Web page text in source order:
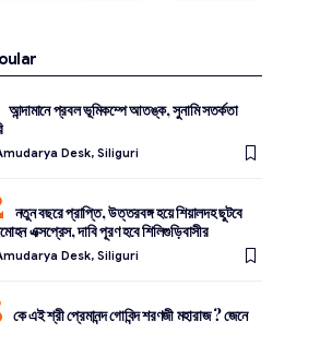
আন্দামানে প্রবল ভূমিকম্পে আতঙ্ক, সুনামি সতর্কতা
Desk, Siliguri
নতুন বছরে প্রাপ্তি, উত্তরবঙ্গ হয়ে শিয়ালদহ ছুটবে
এক্সপ্রেস, দাবি পূরণ হবে শিলিগুড়িবাসীর
Desk, Siliguri
কে এই শ্রী প্রেমানন্দ গোবিন্দ শরণজী মহারাজ ? জেনে